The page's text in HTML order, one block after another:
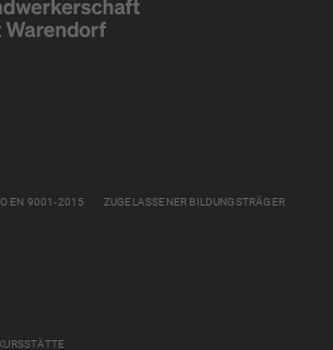
EN 9001-2015 ZUGELASSENER BILDUNGSTRÄGER